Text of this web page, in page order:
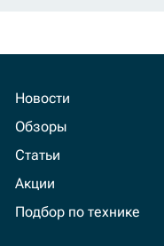
Новости
Обзоры
Статьи
Акции
Подбор по технике